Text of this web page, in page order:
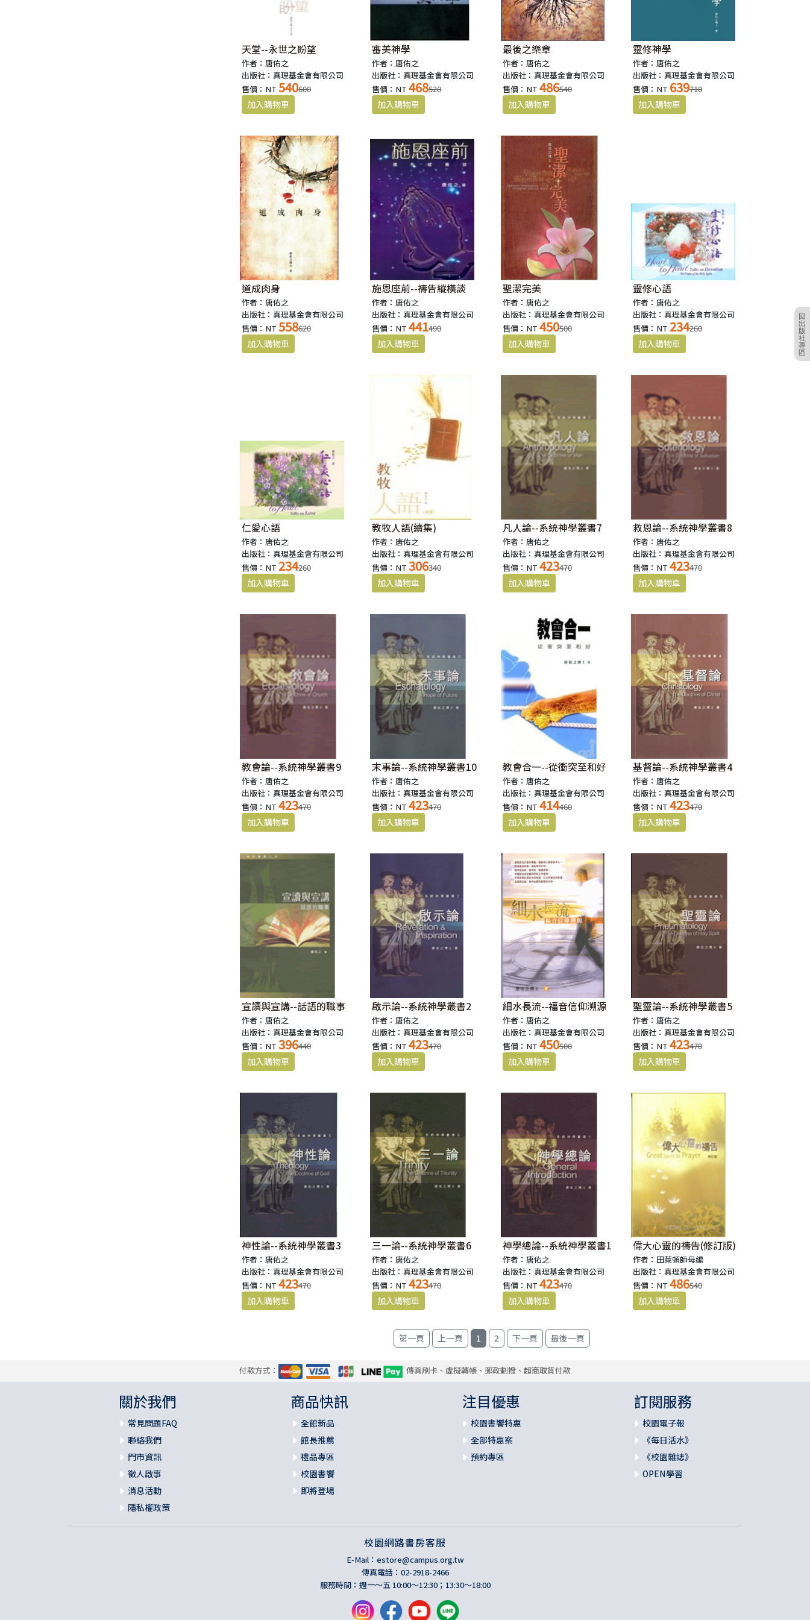
回
出
版
社
專
區
天堂--永世之盼望
作者：唐佑之
出版社：真理基金會有限公司
售價：NT 540600
審美神學
作者：唐佑之
出版社：真理基金會有限公司
售價：NT468520
最後之樂章
作者：唐佑之
出版社：真理基金會有限公司
售價：NT 486540
靈修神學
作者：唐佑之
出版社：真理基金會有限公司
售價：NT 639710
道成肉身
作者：唐佑之
出版社：真理基金會有限公司
售價：NT 558620
施恩座前--禱告縱橫談
作者：唐佑之
出版社：真理基金會有限公司
售價：NT441490
聖潔完美
作者：唐佑之
出版社：真理基金會有限公司
售價：NT 450500
靈修心語
作者：唐佑之
出版社：真理基金會有限公司
售價：NT 234260
仁愛心語
作者：唐佑之
出版社：真理基金會有限公司
售價：NT 234260
教牧人語(續集)
作者：唐佑之
出版社：真理基金會有限公司
售價：NT306340
凡人論--系統神學叢書7
作者：唐佑之
出版社：真理基金會有限公司
售價：NT 423470
救恩論--系統神學叢書8
作者：唐佑之
出版社：真理基金會有限公司
售價：NT 423470
教會論--系統神學叢書9
作者：唐佑之
出版社：真理基金會有限公司
售價：NT 423470
末事論--系統神學叢書10
作者：唐佑之
出版社：真理基金會有限公司
售價：NT423470
教會合一--從衝突至和好
作者：唐佑之
出版社：真理基金會有限公司
售價：NT 414460
基督論--系統神學叢書4
作者：唐佑之
出版社：真理基金會有限公司
售價：NT 423470
宣讀與宣講--話語的職事
作者：唐佑之
出版社：真理基金會有限公司
售價：NT 396440
啟示論--系統神學叢書2
作者：唐佑之
出版社：真理基金會有限公司
售價：NT423470
細水長流--福音信仰溯源
作者：唐佑之
出版社：真理基金會有限公司
售價：NT 450500
聖靈論--系統神學叢書5
作者：唐佑之
出版社：真理基金會有限公司
售價：NT 423470
神性論--系統神學叢書3
作者：唐佑之
出版社：真理基金會有限公司
售價：NT 423470
三一論--系統神學叢書6
作者：唐佑之
出版社：真理基金會有限公司
售價：NT423470
神學總論--系統神學叢書1
作者：唐佑之
出版社：真理基金會有限公司
售價：NT 423470
偉大心靈的禱告(修訂版)
作者：田萊頓師母編
出版社：真理基金會有限公司
售價：NT 486540
1 2
付款方式： 傳真刷卡、虛擬轉帳、郵政劃撥、超商取貨付款
關於我們
常見問題FAQ
聯絡我們
門市資訊
徵人啟事
消息活動
隱私權政策
商品快訊
全館新品
館長推薦
禮品專區
校園書饗
即將登場
注目優惠
校園書饗特惠
全部特惠案
預約專區
訂閱服務
校園電子報
《每日活水》
《校園雜誌》
OPEN學習
校園網路書房客服
E-Mail： estore@campus.org.tw
傳真電話：02-2918-2466
服務時間：週一～五 10:00～12:30；13:30～18:00